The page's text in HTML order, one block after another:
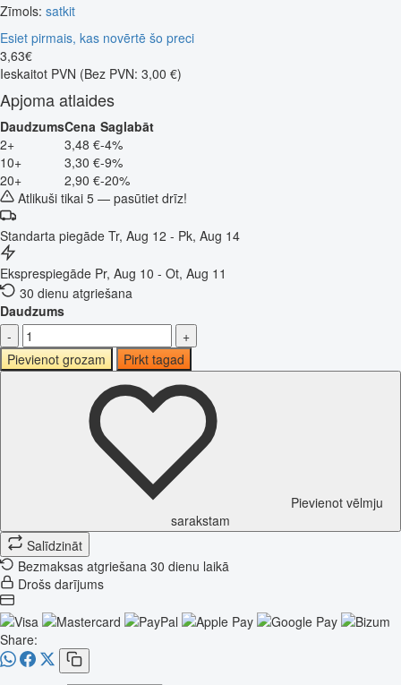
Zīmols: satkit
Esiet pirmais, kas novērtē šo preci
3,63€
Ieskaitot PVN (Bez PVN: 3,00 €)
Apjoma atlaides
DaudzumsCena Saglabāt
2+
3,48 €-4%
10+
3,30 €-9%
20+
2,90 €-20%
Atlikuši tikai 5 — pasūtiet drīz!
Standarta piegāde Tr, Aug 12 - Pk, Aug 14
Eksprespiegāde Pr, Aug 10 - Ot, Aug 11
30 dienu atgriešana
Daudzums
-
+
Pievienot grozam
Pirkt tagad
Pievienot vēlmju
sarakstam
Salīdzināt
Bezmaksas atgriešana 30 dienu laikā
Drošs darījums
Share: